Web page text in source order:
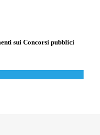
sui Concorsi pubblici